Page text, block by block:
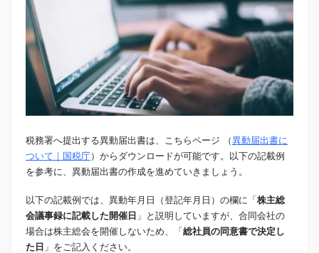
税務署へ提出する異動届出書は、こちらページ （異動届出書に
ついて｜国税庁）からダウンロードが可能です。以下の記載例
を参考に、異動届出書の作成を進めていきましょう。
以下の記載例では、異動年月日（登記年月日）の欄に「 株主総
会議事録に記載した開催日 」と説明していますが、合同会社の
場合は株主総会を開催しないため、「 総社員の同意書で決定し
た日 」をご記入ください。